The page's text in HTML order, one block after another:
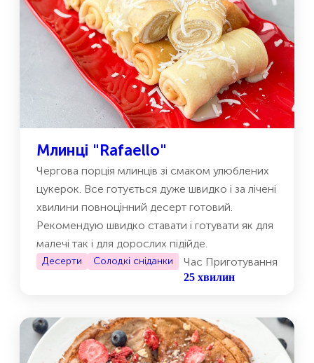
Млинці "Rafaello"
Чергова порція млинців зі смаком улюблених
цукерок. Все готується дуже швидко і за лічені
хвилини повноцінний десерт готовий.
Рекомендую швидко ставати і готувати як для
малечі так і для дорослих підійде.
Десерти Солодкі сніданки Час Приготування
25 хвилин